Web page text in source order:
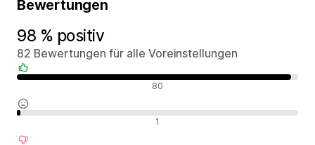
Bewertungen
98 % positiv
82 Bewertungen für alle Voreinstellungen
Positive Bewertungen 80
Neutrale Bewertungen 1